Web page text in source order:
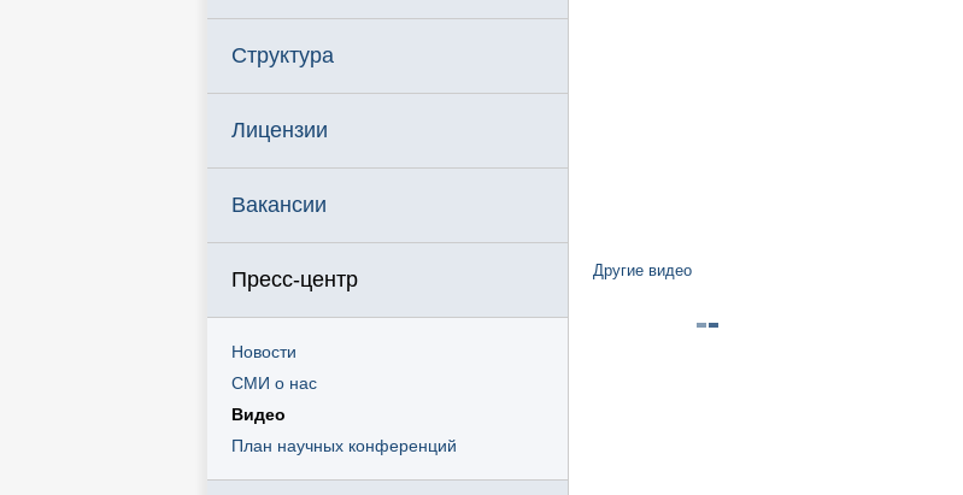
Структура
Лицензии
Вакансии
Пресс-центр
Новости
СМИ о нас
Видео
План научных конференций
Другие видео